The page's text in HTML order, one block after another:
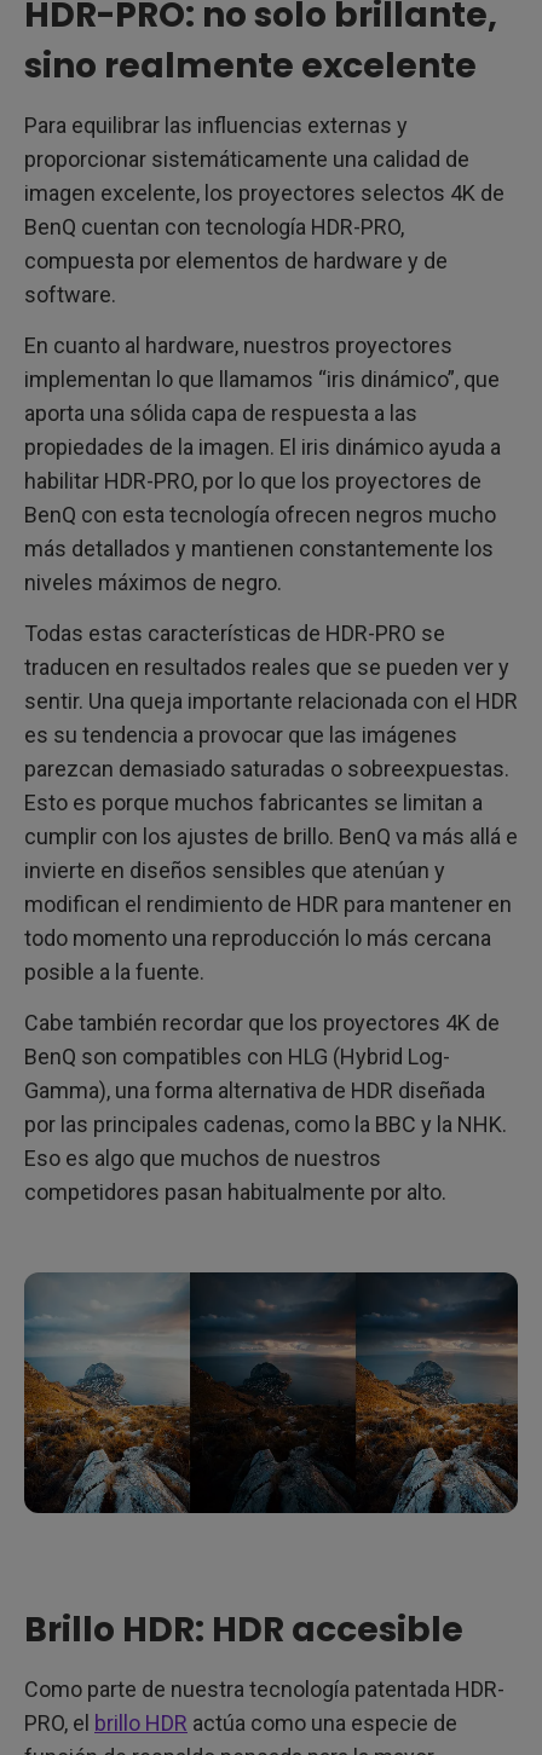
HDR-PRO: no solo brillante,
sino realmente excelente
Para equilibrar las influencias externas y
proporcionar sistemáticamente una calidad de
imagen excelente, los proyectores selectos 4K de
BenQ cuentan con tecnología HDR-PRO,
compuesta por elementos de hardware y de
software.
En cuanto al hardware, nuestros proyectores
implementan lo que llamamos “iris dinámico”, que
aporta una sólida capa de respuesta a las
propiedades de la imagen. El iris dinámico ayuda a
habilitar HDR-PRO, por lo que los proyectores de
BenQ con esta tecnología ofrecen negros mucho
más detallados y mantienen constantemente los
niveles máximos de negro.
Todas estas características de HDR-PRO se
traducen en resultados reales que se pueden ver y
sentir. Una queja importante relacionada con el HDR
es su tendencia a provocar que las imágenes
parezcan demasiado saturadas o sobreexpuestas.
Esto es porque muchos fabricantes se limitan a
cumplir con los ajustes de brillo. BenQ va más allá e
invierte en diseños sensibles que atenúan y
modifican el rendimiento de HDR para mantener en
todo momento una reproducción lo más cercana
posible a la fuente.
Cabe también recordar que los proyectores 4K de
BenQ son compatibles con HLG (Hybrid Log-
Gamma), una forma alternativa de HDR diseñada
por las principales cadenas, como la BBC y la NHK.
Eso es algo que muchos de nuestros
competidores pasan habitualmente por alto.
Brillo HDR: HDR accesible
Como parte de nuestra tecnología patentada HDR-
PRO, el brillo HDR actúa como una especie de